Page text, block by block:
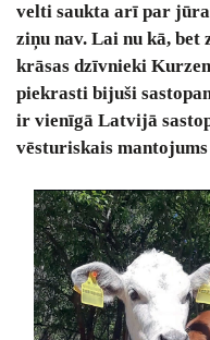
velti saukta arī par
ziņu nav. Lai nu kā, bet
krāsas dzīvnieki
piekrasti bijuši
ir vienīgā Latvijā
vēsturiskais